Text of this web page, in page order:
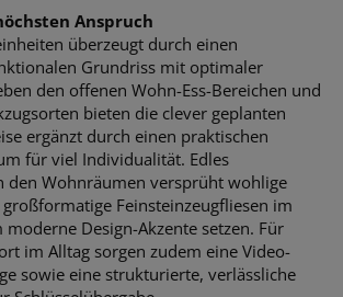
Anspruch
überzeugt durch einen
Grundriss mit optimaler
den offenen Wohn-Ess-Bereichen und
bieten die clever geplanten
ergänzt durch einen praktischen
für viel Individualität. Edles
den Wohnräumen versprüht wohlige
Feinsteinzeugfliesen im
Design-Akzente setzen. Für
im Alltag sorgen zudem eine Video-
sowie eine strukturierte, verlässliche